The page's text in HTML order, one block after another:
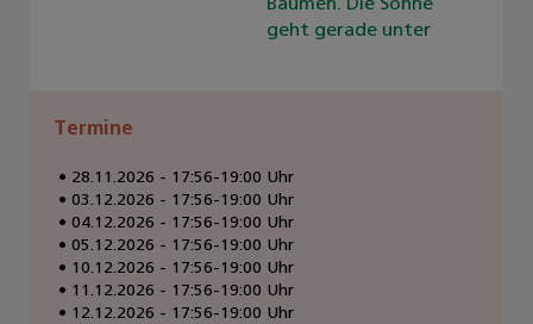
Termine
28.11.2026 - 17:56-19:00 Uhr
03.12.2026 - 17:56-19:00 Uhr
04.12.2026 - 17:56-19:00 Uhr
05.12.2026 - 17:56-19:00 Uhr
10.12.2026 - 17:56-19:00 Uhr
11.12.2026 - 17:56-19:00 Uhr
12.12.2026 - 17:56-19:00 Uhr